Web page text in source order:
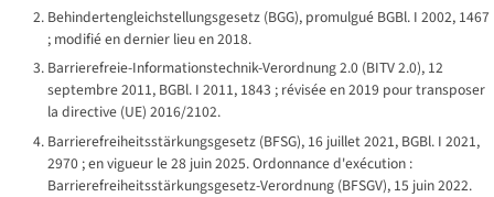
Behindertengleichstellungsgesetz (BGG), promulgué BGBl. I 2002, 1467
; modifié en dernier lieu en 2018.
Barrierefreie-Informationstechnik-Verordnung 2.0 (BITV 2.0), 12
septembre 2011, BGBl. I 2011, 1843 ; révisée en 2019 pour transposer
la directive (UE) 2016/2102.
Barrierefreiheitsstärkungsgesetz (BFSG), 16 juillet 2021, BGBl. I 2021,
2970 ; en vigueur le 28 juin 2025. Ordonnance d'exécution :
Barrierefreiheitsstärkungsgesetz-Verordnung (BFSGV), 15 juin 2022.